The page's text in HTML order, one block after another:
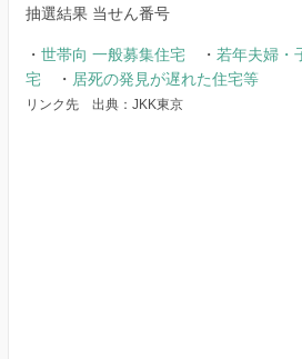
抽選結果 当せん番号
・ 世帯向 一般募集住宅・ 若年夫婦・
宅・ 居死の発見が遅れた住宅等
リンク先 出典：JKK東京